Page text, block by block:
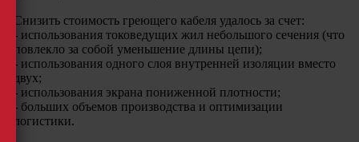
Снизить стоимость греющего кабеля удалось за счет:
- использования токоведущих жил небольшого сечения (что
повлекло за собой уменьшение длины цепи);
- использования одного слоя внутренней изоляции вместо
двух;
- использования экрана пониженной плотности;
- больших объемов производства и оптимизации
логистики.